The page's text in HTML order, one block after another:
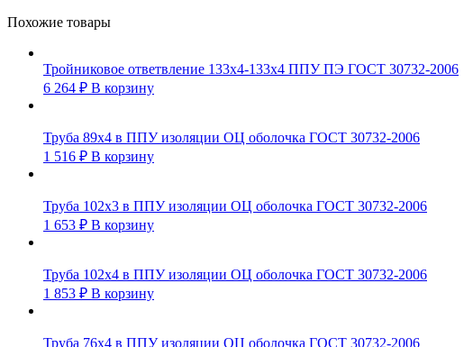
Похожие товары
Тройниковое ответвление 133х4-133х4 ППУ ПЭ ГОСТ 30732-2006
6 264 ₽ В корзину
Труба 89х4 в ППУ изоляции ОЦ оболочка ГОСТ 30732-2006
1 516 ₽ В корзину
Труба 102х3 в ППУ изоляции ОЦ оболочка ГОСТ 30732-2006
1 653 ₽ В корзину
Труба 102х4 в ППУ изоляции ОЦ оболочка ГОСТ 30732-2006
1 853 ₽ В корзину
Труба 76х4 в ППУ изоляции ОЦ оболочка ГОСТ 30732-2006